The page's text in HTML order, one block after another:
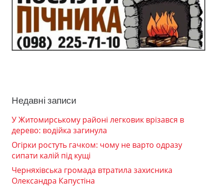
Недавні записи
У Житомирському районі легковик врізався в
дерево: водійка загинула
Огірки ростуть гачком: чому не варто одразу
сипати калій під кущі
Черняхівська громада втратила захисника
Олександра Капустіна